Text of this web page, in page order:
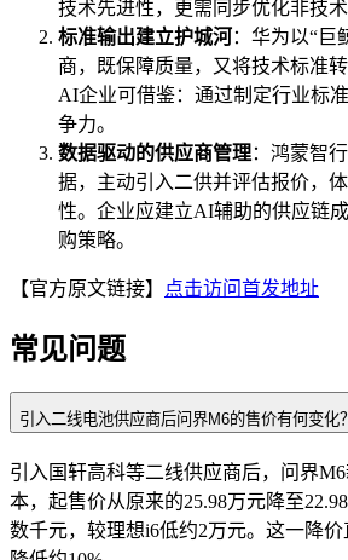
技术先进性，更需同步优化非技术
标准输出建立护城河：华为以“巨
商，既保障质量，又将技术标准
AI企业可借鉴：通过制定行业标
争力。
数据驱动的供应商管理：鸿蒙智
据，主动引入二供并评估报价，
性。企业应建立AI辅助的供应链
购策略。
【官方原文链接】 点击访问首发地址
常见问题
引入二线电池供应商后问界M6的售价有何变化？
引入国轩高科等二线供应商后，问界
本，起售价从原来的25.98万元降至
数千元，较理想i6低约2万元。这一降